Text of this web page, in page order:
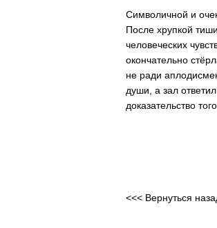
Символичной и
После хрупкой
человеческих
окончательно
не ради
души, а зал
доказательство
<<< Вернуться